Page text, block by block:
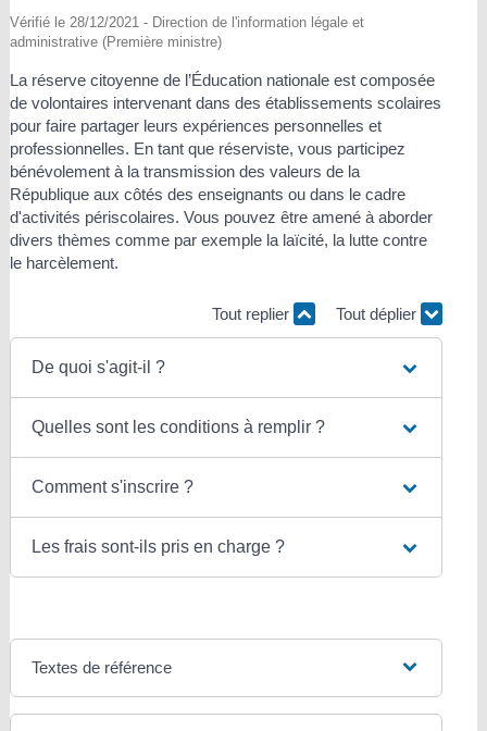
Vérifié le 28/12/2021 - Direction de l'information légale et
administrative (Première ministre)
La réserve citoyenne de l’Éducation nationale est composée
de volontaires intervenant dans des établissements scolaires
pour faire partager leurs expériences personnelles et
professionnelles. En tant que réserviste, vous participez
bénévolement à la transmission des valeurs de la
République aux côtés des enseignants ou dans le cadre
d'activités périscolaires. Vous pouvez être amené à aborder
divers thèmes comme par exemple la laïcité, la lutte contre
le harcèlement.
Tout replier Tout déplier
De quoi s'agit-il ?
Quelles sont les conditions à remplir ?
Comment s'inscrire ?
Les frais sont-ils pris en charge ?
Textes de référence